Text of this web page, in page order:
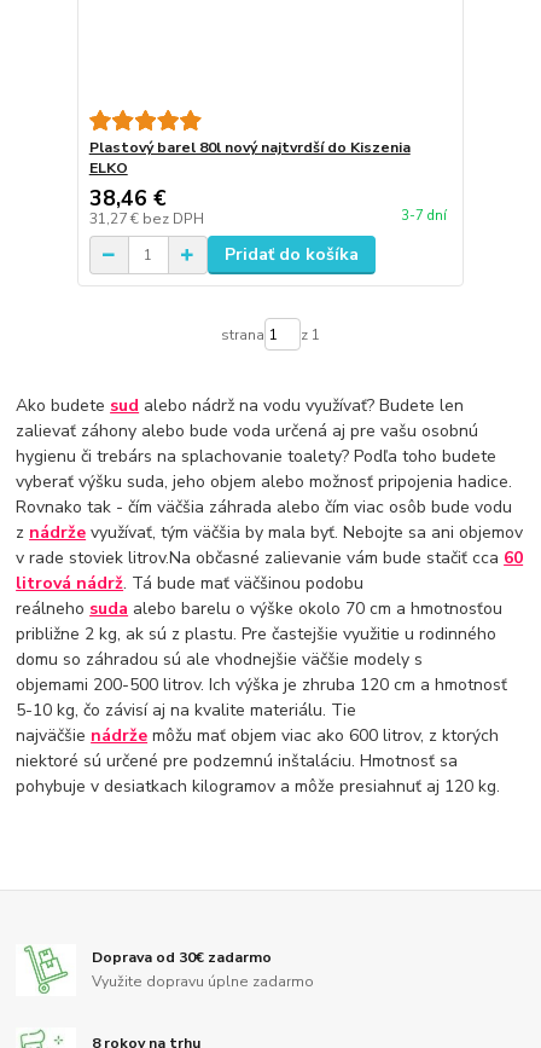
Plastový barel 80l nový najtvrdší do Kiszenia
ELKO
38,46 €
31,27 € bez DPH 3-7 dní
Pridať do košíka
strana z 1
Ako budete sud alebo nádrž na vodu využívať? Budete len
zalievať záhony alebo bude voda určená aj pre vašu osobnú
hygienu či trebárs na splachovanie toalety? Podľa toho budete
vyberať výšku suda, jeho objem alebo možnosť pripojenia hadice.
Rovnako tak - čím väčšia záhrada alebo čím viac osôb bude vodu
z nádrže využívať, tým väčšia by mala byť. Nebojte sa ani objemov
v rade stoviek litrov.Na občasné zalievanie vám bude stačiť cca 60
litrová nádrž. Tá bude mať väčšinou podobu
reálneho suda alebo barelu o výške okolo 70 cm a hmotnosťou
približne 2 kg, ak sú z plastu. Pre častejšie využitie u rodinného
domu so záhradou sú ale vhodnejšie väčšie modely s
objemami 200-500 litrov. Ich výška je zhruba 120 cm a hmotnosť
5-10 kg, čo závisí aj na kvalite materiálu. Tie
najväčšie nádrže môžu mať objem viac ako 600 litrov, z ktorých
niektoré sú určené pre podzemnú inštaláciu. Hmotnosť sa
pohybuje v desiatkach kilogramov a môže presiahnuť aj 120 kg.
Doprava od 30€ zadarmo
Využite dopravu úplne zadarmo
8 rokov na trhu